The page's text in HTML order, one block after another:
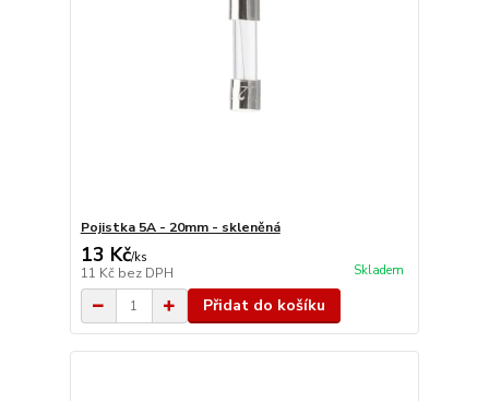
Pojistka 5A - 20mm - skleněná
13 Kč/ks
11 Kč bez DPH Skladem
Přidat do košíku